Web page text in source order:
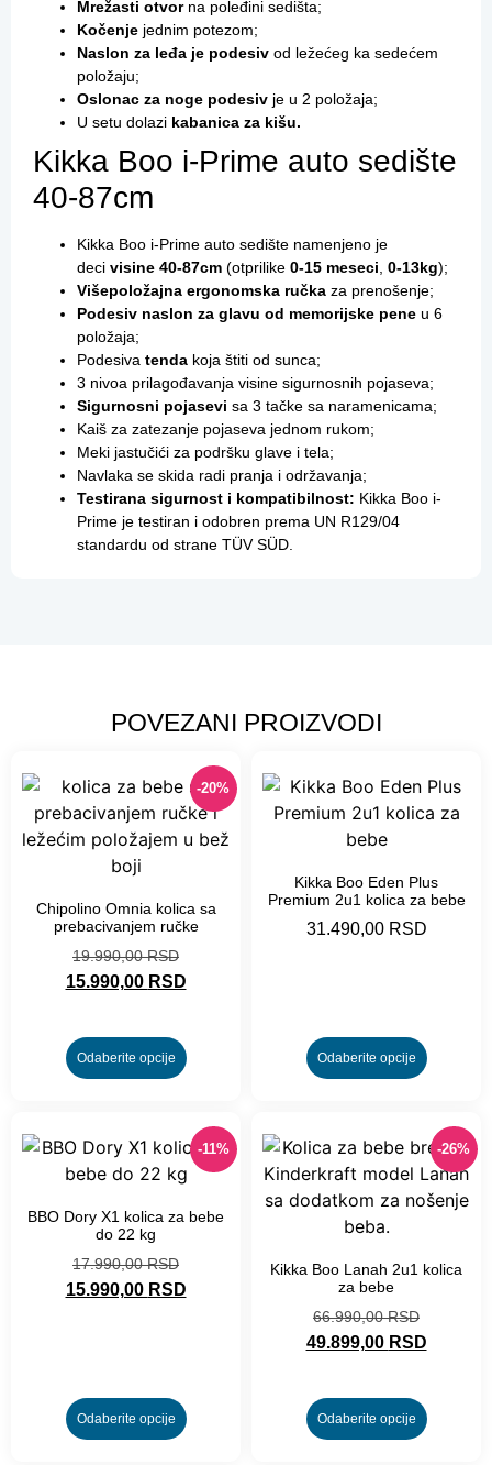
Mrežasti otvorna poleđini sedišta;
Kočenje jednim potezom;
Naslon za leđa je podesiv od ležećeg ka sedećem
položaju;
Oslonac za noge podesiv je u 2 položaja;
U setu dolazi kabanica za kišu.
Kikka Boo i-Prime auto sedište
40-87cm
Kikka Boo i-Prime auto sedište namenjeno je
deci visine 40-87cm (otprilike 0-15 meseci 0-13kg);
Višepoložajna ergonomska ručka za prenošenje;
Podesiv naslon za glavu od memorijske pene u 6
položaja;
Podesiva tenda koja štiti od sunca;
3 nivoa prilagođavanja visine sigurnosnih pojaseva;
Sigurnosni pojasevi sa 3 tačke sa naramenicama;
Kaiš za zatezanje pojaseva jednom rukom;
Meki jastučići za podršku glave i tela;
Navlaka se skida radi pranja i održavanja;
Testirana sigurnost i kompatibilnost: Kikka Boo i-
Prime je testiran i odobren prema UN R129/04
standardu od strane TÜV SÜD.
POVEZANI PROIZVODI
-20%
Chipolino Omnia kolica sa
prebacivanjem ručke
19.990,00RSD
15.990,00 RSD
Odaberite opcije
Kikka Boo Eden Plus
Premium 2u1 kolica za bebe
31.490,00 RSD
Odaberite opcije
-11%
BBO Dory X1 kolica za bebe
do 22 kg
17.990,00RSD
15.990,00 RSD
Odaberite opcije
-26%
Kikka Boo Lanah 2u1 kolica
za bebe
66.990,00RSD
49.899,00 RSD
Odaberite opcije